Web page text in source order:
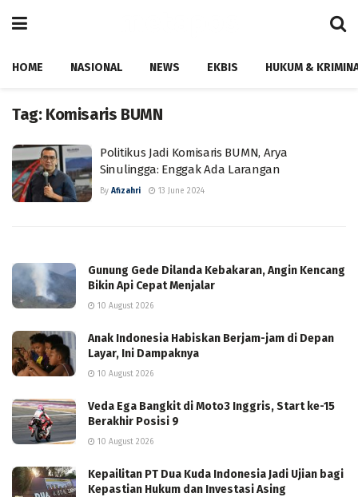
HOME NASIONAL NEWS EKBIS HUKUM &
Tag: Komisaris BUMN
Politikus Jadi Komisaris BUMN, Arya
Sinulingga: Enggak Ada Larangan
By Afizahri 13 June 2024
Gunung Gede Dilanda Kebakaran, Angin Kencang
Bikin Api Cepat Menjalar
10 August 2026
Anak Indonesia Habiskan Berjam-jam di Depan
Layar, Ini Dampaknya
10 August 2026
Veda Ega Bangkit di Moto3 Inggris, Start ke-15
Berakhir Posisi 9
10 August 2026
Kepailitan PT Dua Kuda Indonesia Jadi Ujian bagi
Kepastian Hukum dan Investasi Asing